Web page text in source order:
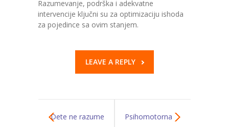
Razumevanje, podrška i adekvatne
intervencije ključni su za optimizaciju ishoda
za pojedince sa ovim stanjem.
LEAVE A REPLY
Dete ne razume Psihomotorna